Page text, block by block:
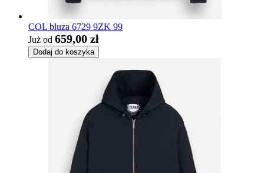
COL bluza 6729 9ZK 99
Już od 659,00 zł
Dodaj do koszyka